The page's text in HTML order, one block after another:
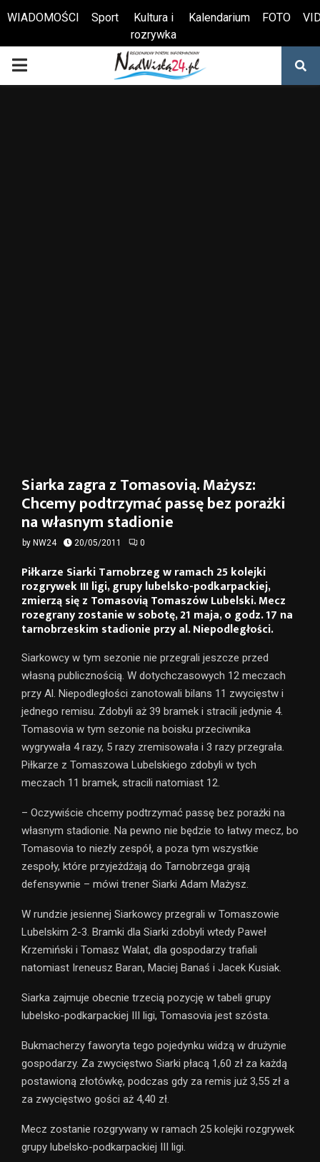
Otwórz pasek narzędzi
WIADOMOŚCI Sport
Kultura i
rozrywka
Kalendarium FOTO
PRIMARY
Siarka zagra z Tomasovią. Mażysz:
Chcemy podtrzymać passę bez porażki
na własnym stadionie
by NW24 20/05/2011 0
Piłkarze Siarki Tarnobrzeg w ramach 25 kolejki
rozgrywek III ligi, grupy lubelsko-podkarpackiej,
zmierzą się z Tomasovią Tomaszów Lubelski. Mecz
rozegrany zostanie w sobotę, 21 maja, o godz. 17 na
tarnobrzeskim stadionie przy al. Niepodległości.
Siarkowcy w tym sezonie nie przegrali jeszcze przed
własną publicznością. W dotychczasowych 12 meczach
przy Al. Niepodległości zanotowali bilans 11 zwycięstw i
jednego remisu. Zdobyli aż 39 bramek i stracili jedynie 4.
Tomasovia w tym sezonie na boisku przeciwnika
wygrywała 4 razy, 5 razy zremisowała i 3 razy przegrała.
Piłkarze z Tomaszowa Lubelskiego zdobyli w tych
meczach 11 bramek, stracili natomiast 12.
– Oczywiście chcemy podtrzymać passę bez porażki na
własnym stadionie. Na pewno nie będzie to łatwy mecz, bo
Tomasovia to niezły zespół, a poza tym wszystkie
zespoły, które przyjeżdżają do Tarnobrzega grają
defensywnie – mówi trener Siarki Adam Mażysz.
W rundzie jesiennej Siarkowcy przegrali w Tomaszowie
Lubelskim 2-3. Bramki dla Siarki zdobyli wtedy Paweł
Krzemiński i Tomasz Walat, dla gospodarzy trafiali
natomiast Ireneusz Baran, Maciej Banaś i Jacek Kusiak.
Siarka zajmuje obecnie trzecią pozycję w tabeli grupy
lubelsko-podkarpackiej III ligi, Tomasovia jest szósta.
Bukmacherzy faworyta tego pojedynku widzą w drużynie
gospodarzy. Za zwycięstwo Siarki płacą 1,60 zł za każdą
postawioną złotówkę, podczas gdy za remis już 3,55 zł a
za zwycięstwo gości aż 4,40 zł.
Mecz zostanie rozgrywany w ramach 25 kolejki rozgrywek
grupy lubelsko-podkarpackiej III ligi.